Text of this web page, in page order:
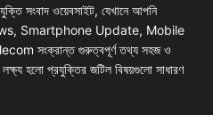
সংবাদ ওয়েবসাইট, যেখানে আপনি
Smartphone Update, Mobile
সংক্রান্ত গুরুত্বপূর্ণ তথ্য সহজ ও
হলো প্রযুক্তির জটিল বিষয়গুলো সাধারণ